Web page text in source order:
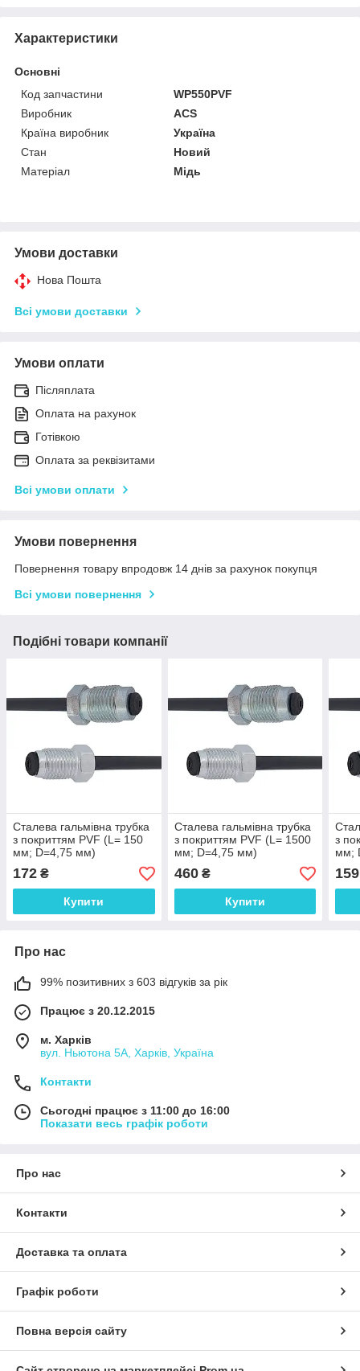
Характеристики
Основні
Код запчастини
WP550PVF
Виробник
ACS
Країна виробник
Україна
Стан
Новий
Матеріал
Мідь
Умови доставки
Нова Пошта
Всі умови доставки
Умови оплати
Післяплата
Оплата на рахунок
Готівкою
Оплата за реквізитами
Всі умови оплати
Умови повернення
Повернення товару впродовж 14 днів за рахунок покупця
Всі умови повернення
Подібні товари компанії
Сталева гальмівна трубка
з покриттям PVF (L= 150
мм; D=4,75 мм)
універсальна з
наконечниками 104/105 -
WP811PVF
172 ₴
Купити
Сталева гальмівна трубка
з покриттям PVF (L= 1500
мм; D=4,75 мм)
універсальна з
наконечниками 104/105 -
WP480PVF
460₴
Купити
з
мм;
159
Про нас
99% позитивних з 603 відгуків за рік
Працює з 20.12.2015
м. Харків
вул. Ньютона 5А, Харків, Україна
Контакти
Сьогодні працює з 11:00 до 16:00
Показати весь графік роботи
Про нас
Контакти
Доставка та оплата
Графік роботи
Повна версія сайту